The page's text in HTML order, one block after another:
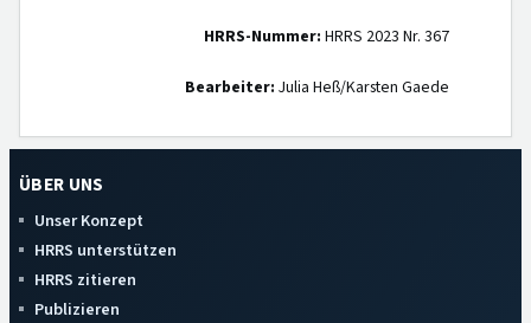
HRRS-Nummer: HRRS 2023 Nr. 367
Bearbeiter: Julia Heß/Karsten Gaede
ÜBER UNS
Unser Konzept
HRRS unterstützen
HRRS zitieren
Publizieren